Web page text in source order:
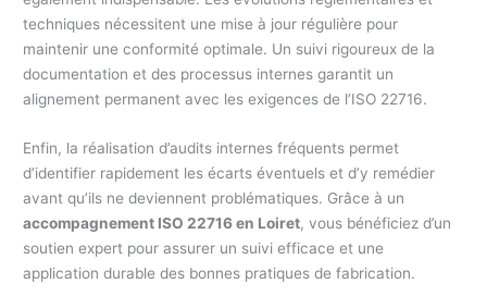
techniques nécessitent une mise à jour régulière pour
maintenir une conformité optimale. Un suivi rigoureux de la
documentation et des processus internes garantit un
alignement permanent avec les exigences de l’ISO 22716.
Enfin, la réalisation d’audits internes fréquents permet
d’identifier rapidement les écarts éventuels et d’y remédier
avant qu’ils ne deviennent problématiques. Grâce à un
accompagnement ISO 22716 en Loiret, vous bénéficiez d’un
soutien expert pour assurer un suivi efficace et une
application durable des bonnes pratiques de fabrication.